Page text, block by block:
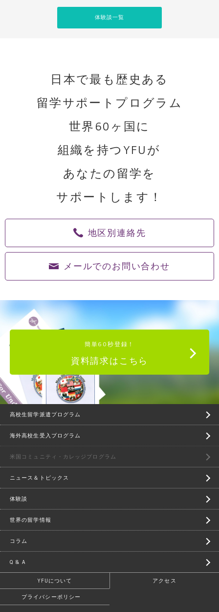
体験談一覧
日本で最も歴史ある
留学サポートプログラム
世界60ヶ国に
組織を持つYFUが
あなたの留学を
サポートします！
地区別連絡先
メールでのお問い合わせ
簡単60秒登録！
資料請求はこちら
高校生留学派遣プログラム
海外高校生受入プログラム
米国コミュニティ・カレッジプログラム
ニュース＆トピックス
体験談
世界の留学情報
コラム
Q & A
YFUについて アクセス
プライバシーポリシー